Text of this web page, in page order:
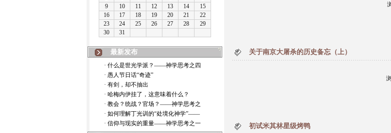
最新发布
· 什么是世光学派？——神学思考之四
· 愚人节日话“奇迹”
· 有剑，却不抽出
· 哈梅内伊挂了，这意味着什么？
· 教会？统战？官场？——神学思考之
· 如何理解丁光训的“处境化神学”——
· 信仰与现实的重量——神学思考之一
关于南京大屠杀的历史备忘（上）
初试米其林星级烤鸭